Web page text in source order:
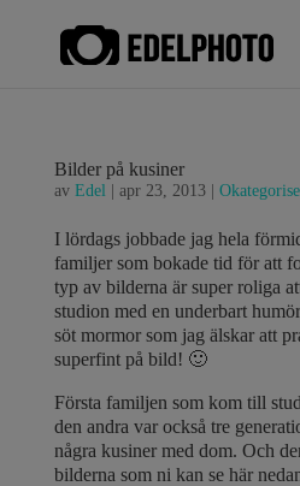
Bilder på kusiner
av Edel| apr 23, 2013|
I lördags jobbade jag hela
familjer som bokade tid för att
typ av bilderna är super roliga
studion med en underbart
söt mormor som jag älskar att
superfint på bild! 🙂
Första familjen som kom till
den andra var också tre
några kusiner med dom. Och
bilderna som ni kan se här